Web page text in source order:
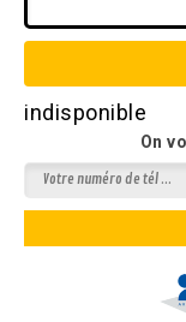
indisponible
On